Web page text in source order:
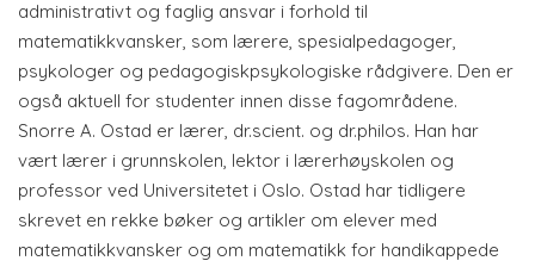
administrativt og faglig ansvar i forhold til
matematikkvansker, som lærere, spesialpedagoger,
psykologer og pedagogiskpsykologiske rådgivere. Den er
også aktuell for studenter innen disse fagområdene.
Snorre A. Ostad er lærer, dr.scient. og dr.philos. Han har
vært lærer i grunnskolen, lektor i lærerhøyskolen og
professor ved Universitetet i Oslo. Ostad har tidligere
skrevet en rekke bøker og artikler om elever med
matematikkvansker og om matematikk for handikappede